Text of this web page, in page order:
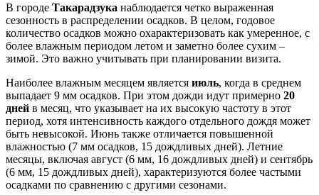
В городе Такарадзука наблюдается четко выраженная
сезонность в распределении осадков. В целом, годовое
количество осадков можно охарактеризовать как умеренное, с
более влажным периодом летом и заметно более сухим –
зимой. Это важно учитывать при планировании визита.
Наиболее влажным месяцем является июль, когда в среднем
выпадает 9 мм осадков. При этом дожди идут примерно 20
дней в месяц, что указывает на их высокую частоту в этот
период, хотя интенсивность каждого отдельного дождя может
быть невысокой. Июнь также отличается повышенной
влажностью (7 мм осадков, 15 дождливых дней). Летние
месяцы, включая август (6 мм, 16 дождливых дней) и сентябрь
(6 мм, 15 дождливых дней), характеризуются более частыми
осадками по сравнению с другими сезонами.